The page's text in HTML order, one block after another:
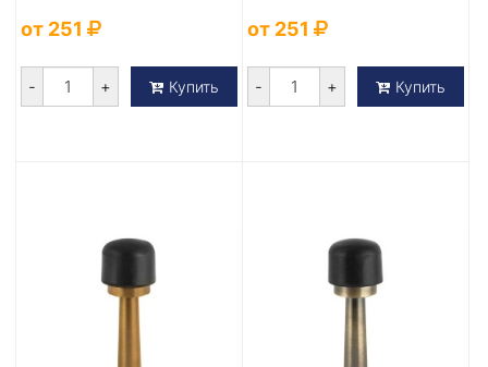
от 251
- + Купить
от 251
- + Купить